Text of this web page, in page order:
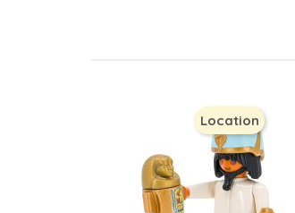
Location